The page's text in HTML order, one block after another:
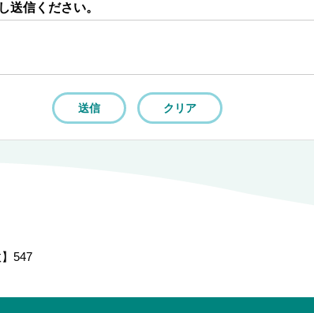
送信ください。
547